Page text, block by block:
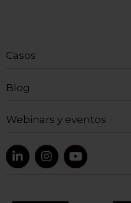
Casos
Blog
Webinars y eventos